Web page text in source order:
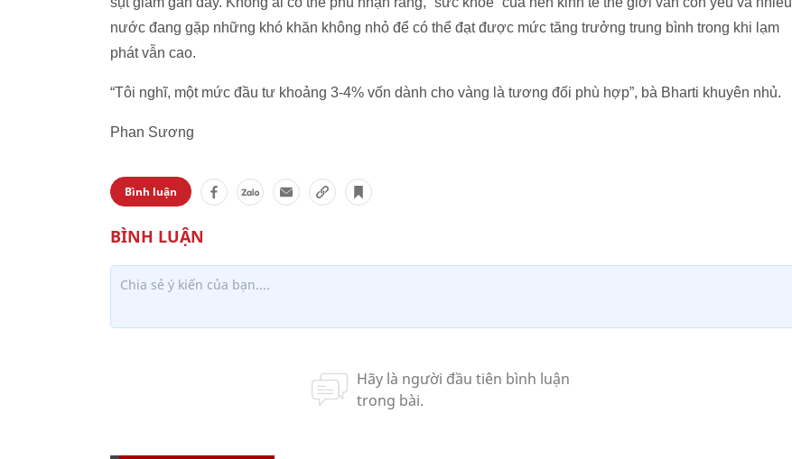
nước đang gặp những khó khăn không nhỏ để có thể đạt được mức tăng trưởng trung bình trong khi lạm
phát vẫn cao.
“Tôi nghĩ, một mức đầu tư khoảng 3-4% vốn dành cho vàng là tương đối phù hợp”, bà Bharti khuyên nhủ.
Phan Sương
Bình luận